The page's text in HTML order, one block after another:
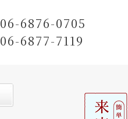
06-6876-0705
06-6877-7119